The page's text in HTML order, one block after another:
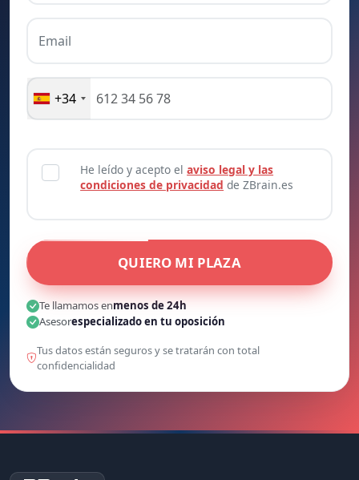
Email
+34
He leído y acepto elaviso legal y las
condiciones de privacidad de ZBrain.es
QUIERO MI PLAZA
Te llamamos enmenos de 24h
Asesorespecializado en tu oposición
Tus datos están seguros y se tratarán con total
confidencialidad